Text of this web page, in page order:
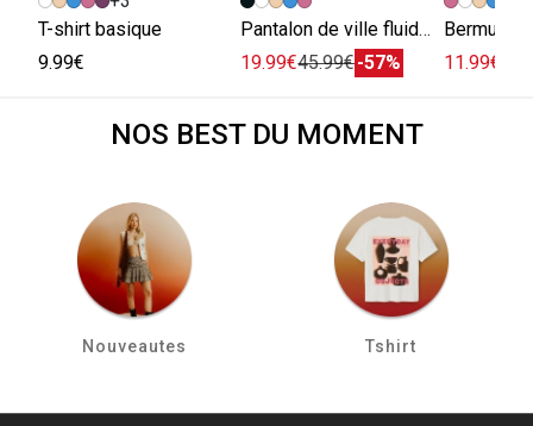
T-shirt basique
9.99€
Pantalon de ville fluide viscose lin
19.99€45.99€-57%
Bermuda
11.99€
NOS BEST DU MOMENT
Nouveautes Tshirt